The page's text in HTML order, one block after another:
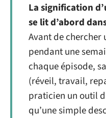
La signification
se lit d’abord
Avant de
pendant une
chaque épisode,
(réveil, travail,
praticien un outil
qu’une simple